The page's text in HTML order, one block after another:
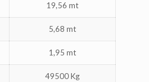
19,56 mt
5,68 mt
1,95 mt
49500 Kg